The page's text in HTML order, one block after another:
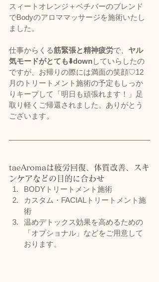
スィートオレンジ＋ベチバーのブレンド
でBodyのアロママッサージを施術いたし
ました。
仕事からくる筋緊張と精神疲労で、 ヤル
気モードがとても⬇️downしていらしたの
ですが、お帰りの際には満面の笑顔♡12
月のトリートメント施術の予定もしっか
りキープして「明日も頑張れます！」足
取り軽くご帰還されました。ありがとう
ございます。
taeAromaは疲労回復、体質改善、スキ
ンケアなどの目的に合わせ
BODYトリートメント施術
カスタム・FACIALトリートメント施
術
温めデトックス効果を高めるための
「オプショナル」などをご用意して
おります。